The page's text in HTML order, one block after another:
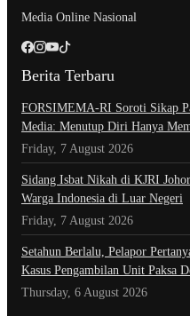
Media Online Nasional
Berita Terbaru
​FORSIMEMA-RI Soroti Sikap
Media: Menutup Diri Hanya
Friday, 7 August 2026
Sidang Isbat Nikah di KJRI
Warga Indonesia di Luar Negeri
Friday, 7 August 2026
Setahun Berlalu, Pelapor
Kasus Pengambilan Unit Paksa
Thursday, 6 August 2026